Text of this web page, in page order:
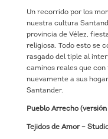
Un recorrido por los
nuestra cultura
provincia de Vélez,
religiosa. Todo esto se
rasgado del tiple al
caminos reales que con
nuevamente a sus
Santander.
Pueblo Arrecho
Tejidos de Amor –